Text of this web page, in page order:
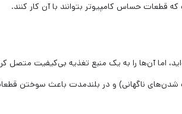
شدن‌های ناگهانی) و در بلندمدت باعث سوختن